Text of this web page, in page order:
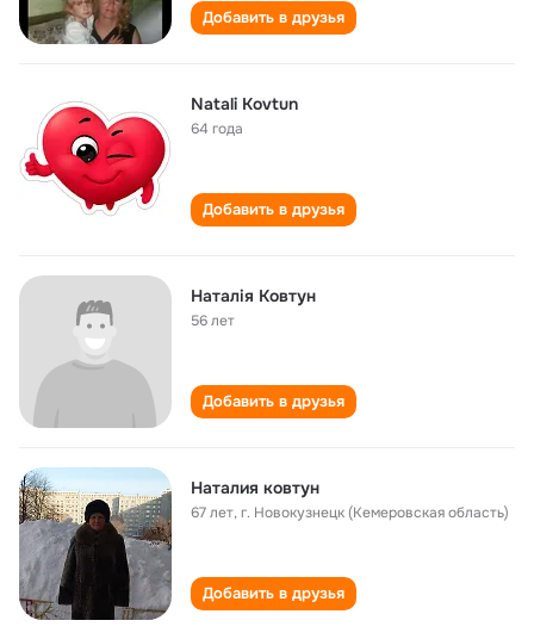
Добавить в друзья
Natali Kovtun
64 года
Добавить в друзья
Наталія Ковтун
56 лет
Добавить в друзья
Наталия ковтун
67 лет,г. Новокузнецк (Кемеровская область)
Добавить в друзья